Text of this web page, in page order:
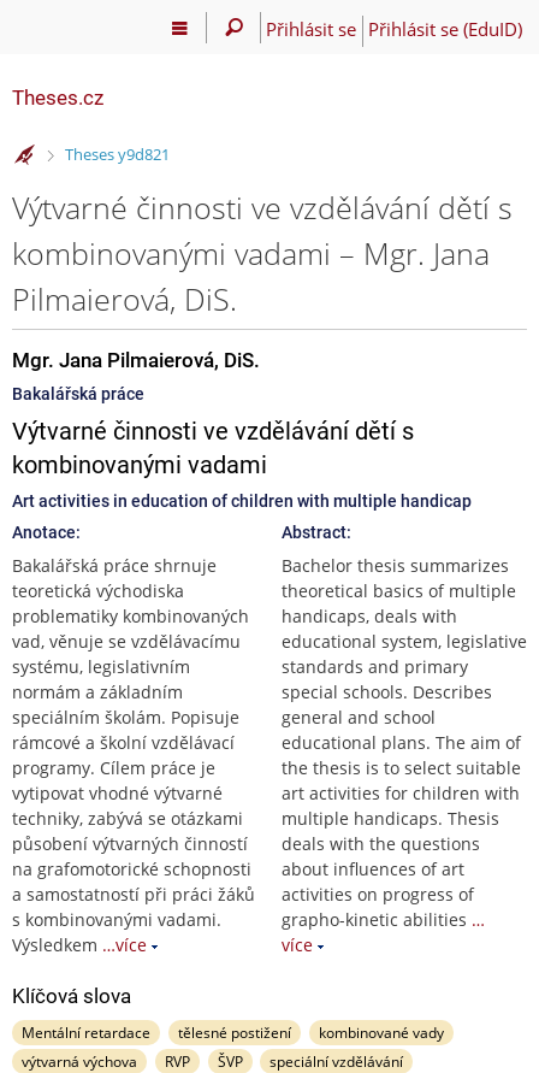
Přihlásit se Přihlásit se (EduID)
Theses.cz
>
Theses y9d821
Výtvarné činnosti ve vzdělávání dětí s
kombinovanými vadami – Mgr. Jana
Pilmaierová, DiS.
Mgr. Jana Pilmaierová, DiS.
Bakalářská práce
Výtvarné činnosti ve vzdělávání dětí s
kombinovanými vadami
Art activities in education of children with multiple handicap
Anotace:
Bakalářská práce shrnuje
teoretická východiska
problematiky kombinovaných
vad, věnuje se vzdělávacímu
systému, legislativním
normám a základním
speciálním školám. Popisuje
rámcové a školní vzdělávací
programy. Cílem práce je
vytipovat vhodné výtvarné
techniky, zabývá se otázkami
působení výtvarných činností
na grafomotorické schopnosti
a samostatností při práci žáků
s kombinovanými vadami.
Výsledkem …více
Abstract:
Bachelor thesis summarizes
theoretical basics of multiple
handicaps, deals with
educational system, legislative
standards and primary
special schools. Describes
general and school
educational plans. The aim of
the thesis is to select suitable
art activities for children with
multiple handicaps. Thesis
deals with the questions
about influences of art
activities on progress of
grapho-kinetic abilities …
více
Klíčová slova
Mentální retardace tělesné postižení
kombinované vady
výtvarná výchova
RVP ŠVP
speciální vzdělávání